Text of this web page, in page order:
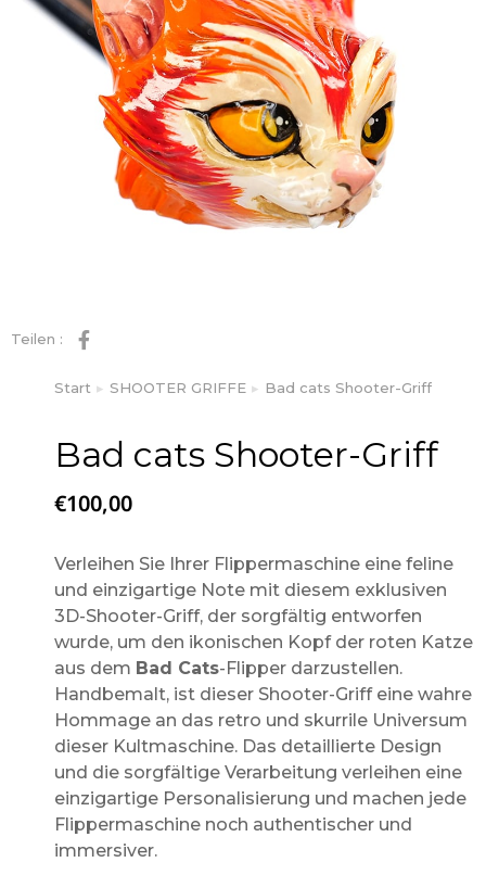
Teilen :
Sie befinden sich hier:
Start SHOOTER GRIFFE Bad cats Shooter-Griff
Bad cats Shooter-Griff
€100,00
Verleihen Sie Ihrer Flippermaschine eine feline
und einzigartige Note mit diesem exklusiven
3D-Shooter-Griff, der sorgfältig entworfen
wurde, um den ikonischen Kopf der roten Katze
aus dem Bad Cats-Flipper darzustellen.
Handbemalt, ist dieser Shooter-Griff eine wahre
Hommage an das retro und skurrile Universum
dieser Kultmaschine. Das detaillierte Design
und die sorgfältige Verarbeitung verleihen eine
einzigartige Personalisierung und machen jede
Flippermaschine noch authentischer und
immersiver.